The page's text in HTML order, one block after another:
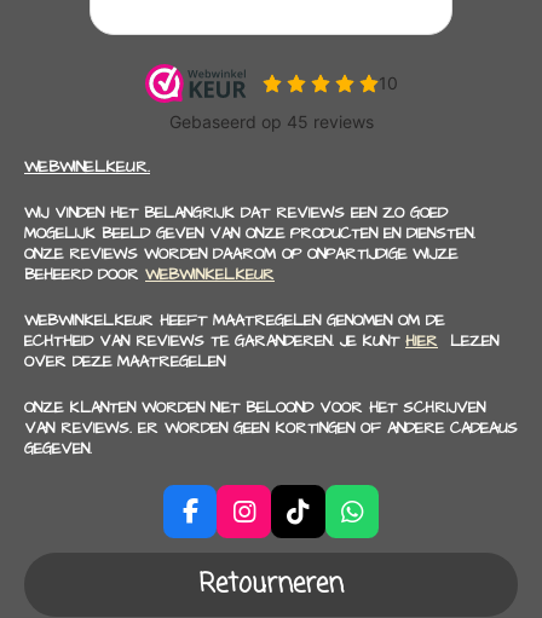
WEBWINELKEUR.
WIJ VINDEN HET BELANGRIJK DAT REVIEWS EEN ZO GOED
MOGELIJK BEELD GEVEN VAN ONZE PRODUCTEN EN DIENSTEN.
ONZE REVIEWS WORDEN DAAROM OP ONPARTIJDIGE WIJZE
BEHEERD DOOR WEBWINKELKEUR
WEBWINKELKEUR HEEFT MAATREGELEN GENOMEN OM DE
ECHTHEID VAN REVIEWS TE GARANDEREN. JE KUNT HIER LEZEN
OVER DEZE MAATREGELEN
ONZE KLANTEN WORDEN NIET BELOOND VOOR HET SCHRIJVEN
VAN REVIEWS. ER WORDEN GEEN KORTINGEN OF ANDERE CADEAUS
GEGEVEN.
F
a
I
n
s
t
T
i
k
T
W
h
Retourneren